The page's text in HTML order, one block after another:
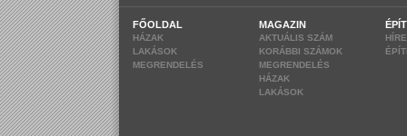
FŐOLDAL
HÁZAK
LAKÁSOK
MEGRENDELÉS
MAGAZIN
AKTUÁLIS SZÁM
KORÁBBI SZÁMOK
MEGRENDELÉS
HÁZAK
LAKÁSOK